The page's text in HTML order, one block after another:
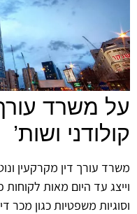
על משרד
קולודני ושות’
וייצג עד היום מאות לקוחות
וסוגיות משפטיות כגון מכר